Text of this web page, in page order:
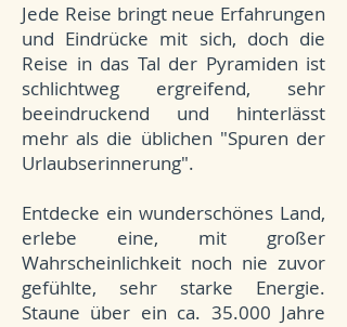
Jede Reise bringt neue Erfahrungen
und Eindrücke mit sich, doch die
Reise in das Tal der Pyramiden ist
schlichtweg ergreifend, sehr
beeindruckend und hinterlässt
mehr als die üblichen "Spuren der
Urlaubserinnerung".
Entdecke ein wunderschönes Land,
erlebe eine, mit großer
Wahrscheinlichkeit noch nie zuvor
gefühlte, sehr starke Energie.
Staune über ein ca. 35.000 Jahre